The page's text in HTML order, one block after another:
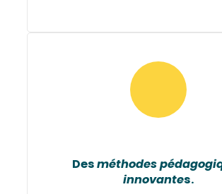
Desméthodes
innovantes.